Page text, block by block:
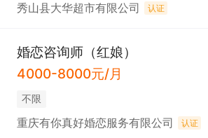
秀山县大华超市有限公司 认证
婚恋咨询师（红娘）
4000-8000元/月
不限
重庆有你真好婚恋服务有限公司 认证